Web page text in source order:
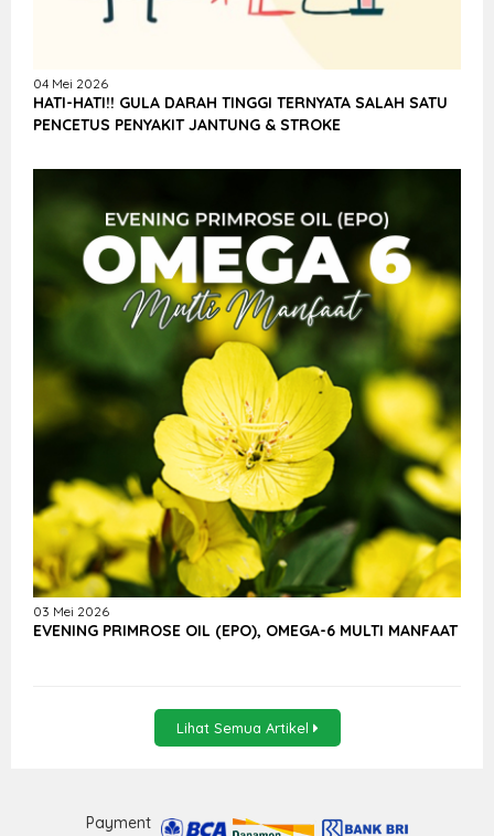
04 Mei 2026
HATI-HATI!! GULA DARAH TINGGI TERNYATA SALAH SATU
PENCETUS PENYAKIT JANTUNG & STROKE
03 Mei 2026
EVENING PRIMROSE OIL (EPO), OMEGA-6 MULTI MANFAAT
Lihat Semua Artikel
Payment